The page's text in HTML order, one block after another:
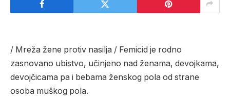
/ Mreža žene protiv nasilja / Femicid je rodno
zasnovano ubistvo, učinjeno nad ženama, devojkama,
devojčicama pa i bebama ženskog pola od strane
osoba muškog pola.